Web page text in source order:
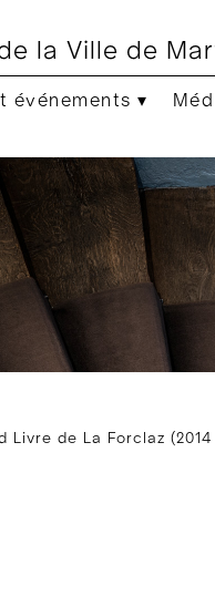
la Ville de
événements ▾
de La Forclaz (2014